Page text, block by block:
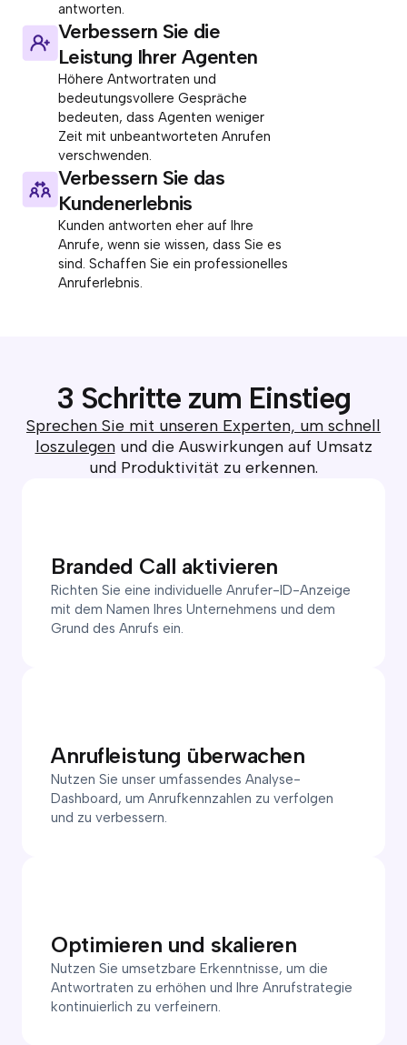
antworten.
Verbessern Sie die
Leistung Ihrer Agenten
Höhere Antwortraten und
bedeutungsvollere Gespräche
bedeuten, dass Agenten weniger
Zeit mit unbeantworteten Anrufen
verschwenden.
Verbessern Sie das
Kundenerlebnis
Kunden antworten eher auf Ihre
Anrufe, wenn sie wissen, dass Sie es
sind. Schaffen Sie ein professionelles
Anruferlebnis.
3 Schritte zum Einstieg
Sprechen Sie mit unseren Experten, um schnell
loszulegenund die Auswirkungen auf Umsatz
und Produktivität zu erkennen.
Branded Call aktivieren
Richten Sie eine individuelle Anrufer-ID-Anzeige
mit dem Namen Ihres Unternehmens und dem
Grund des Anrufs ein.
Anrufleistung überwachen
Nutzen Sie unser umfassendes Analyse-
Dashboard, um Anrufkennzahlen zu verfolgen
und zu verbessern.
Optimieren und skalieren
Nutzen Sie umsetzbare Erkenntnisse, um die
Antwortraten zu erhöhen und Ihre Anrufstrategie
kontinuierlich zu verfeinern.